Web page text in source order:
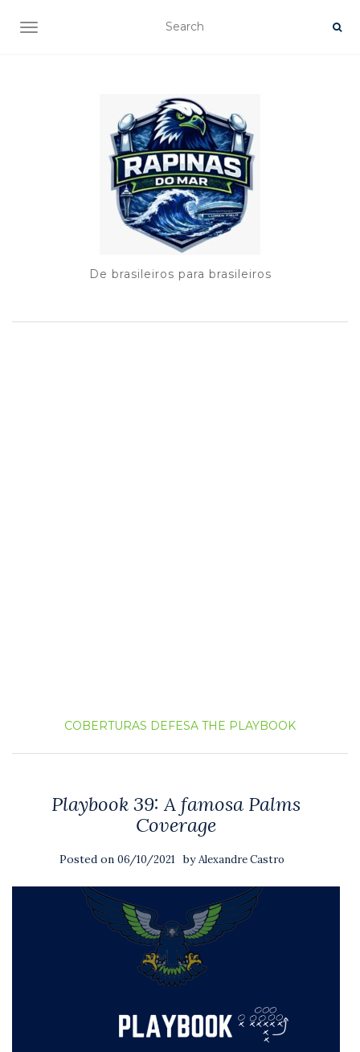
TOGGLE NAVIGATION
De brasileiros para brasileiros
COBERTURAS DEFESA THE PLAYBOOK
Playbook 39: A famosa Palms
Coverage
Posted on 06/10/2021 byAlexandre Castro